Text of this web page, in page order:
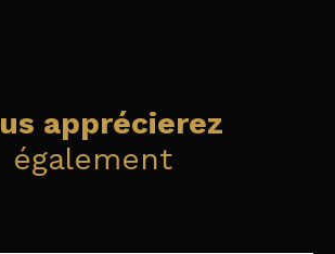
apprécierez
également